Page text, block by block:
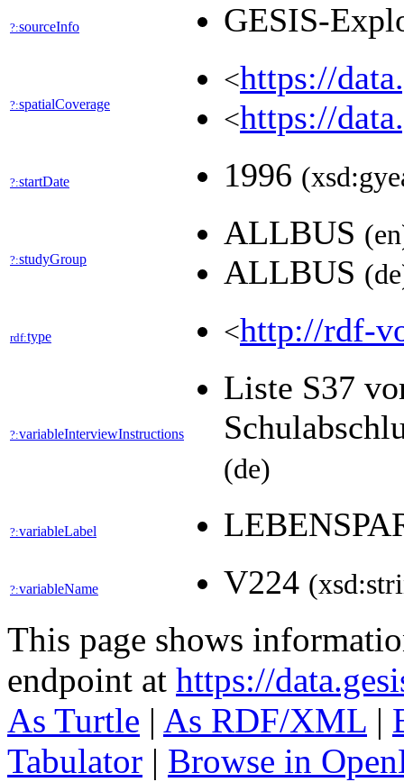
?:sourceInfo GESIS-
?:spatialCoverage
<https://
<https://
?:startDate 1996
?:studyGroup
ALLBUS
ALLBUS
rdf:type <http://rdf-
?:variableInterviewInstructions
Liste S37
(de)
?:variableLabel
?:variableName V224
This page shows
endpoint at https://
As Turtle | As RDF/XML |
Tabulator | Browse in